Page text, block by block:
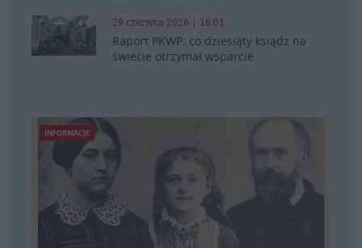
29 czerwca 2026 | 16:01
Raport PKWP: co dziesiąty ksiądz na
świecie otrzymał wsparcie
INFORMACJE